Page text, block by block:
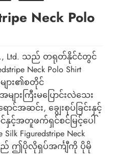
Neck Polo
Co., Ltd. သည် တရုတ်နိုင်ငံတွင်
Neck Polo Shirt
ား၏စတိုင်
းကြီးမပြောင်းလဲသေး
အဆင်း, ချွေးစုပ်ခြင်းနှင့်
တိုင်နှင့်အတူဖက်ရှင်စင်မြင့်ပေါ်
Figuredstripe Neck
ည် ဤပိုလိုရှပ်အင်္ကျီကို ပိုမို